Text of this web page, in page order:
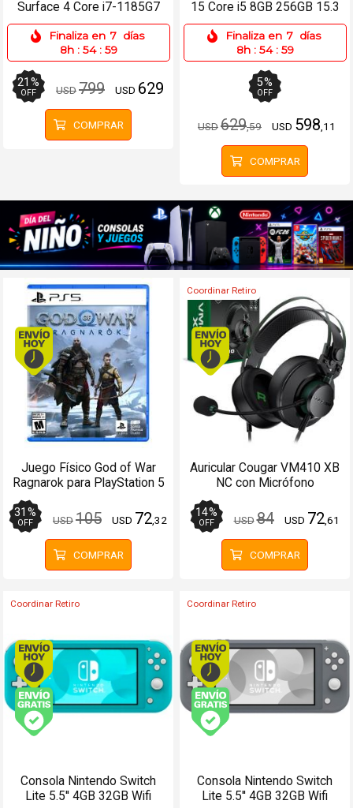
Surface 4 Core i7-1185G7
16GB 256SSD 15 Táctil
Finaliza en 7 días
8h : 54 : 59
21 %
OFF USD799 USD 629
COMPRAR
15 Core i5 8GB 256GB 15.3
FHD+ Win 11
Finaliza en 7 días
8h : 54 : 59
5%
OFF
USD629,59 USD 598 ,11
COMPRAR
Envío hoy. Comprando antes de 13Hs.
Juego Físico God of War
Ragnarok para PlayStation 5
31 %
OFF USD105 USD 72,32
COMPRAR
Coordinar Retiro
Envío hoy.
Auricular Cougar VM410 XB
NC con Micrófono
14%
OFF USD84 USD 72,61
COMPRAR
Coordinar Retiro
Envío hoy. Comprando antes de 13Hs.
Envío gratis (Ver Envíos y Pagos)
Consola Nintendo Switch
Lite 5.5'' 4GB 32GB Wifi
Coordinar Retiro
Envío hoy.
Consola Nintendo Switch
Lite 5.5'' 4GB 32GB Wifi